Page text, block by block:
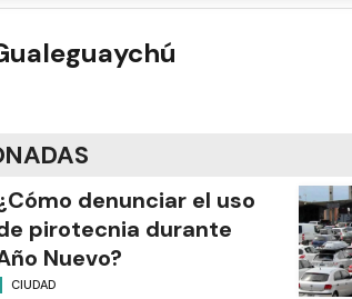
denunciar el uso
pirotecnia durante
Nuevo?
CIUDAD